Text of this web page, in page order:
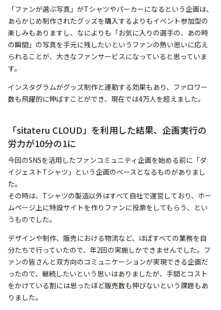
「ファンが選ぶ写真」がTシャツやパーカーになるという企画は、
あらかじめ制作されたグッズを購入するよりもイベント参加型の
楽しみもありますし、なによりも「お気に入りの選手の、あの時
の瞬間」の写真を手元に残したいというファンの熱い思いに応え
られることが、大きなファンサービスになっていると思っていま
す。
インスタグラムがグッズ制作と連動する効果もあり、ファロワー
数も飛躍的に伸ばすことができ、現在では4万人を超えました。
「sitateru CLOUD」を利用した結果、企画実行の
労力が10分の1に
今回のSNSを活用したファンコミュニティ企画を始める前に「ダ
イジェストTシャツ」という企画のベースとなるものがありまし
た。
その時は、Tシャツの製造以外はすべて自社で運営しており、ホー
ムページ上に特設サイトを作りファンに投票をしてもらう、とい
うものでした。
デザインや制作、販売における物流など、ほぼすべての業務を自
分たちで行っていたので、年2回の実施しかできませんでした。フ
ァンの皆さんと双方向のコミュニケーションが実現できる企画だ
ったので、継続したいという思いはありましたが、手間とコスト
をかけている割には思ったほど販売数も伸びないという課題もあ
りました。